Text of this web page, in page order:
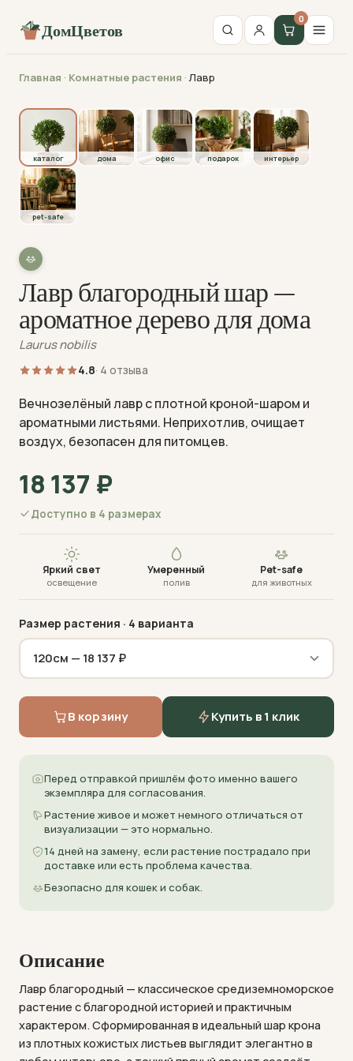
ДомЦветов
0
Главная · Комнатные растения ·Лавр
Визуализация · фото пришлём перед отправкой
каталог
каталог дома офис подарок интерьер
pet-safe
Лавр благородный шар —
ароматное дерево для дома
Laurus nobilis
4.8· 4 отзыва
Вечнозелёный лавр с плотной кроной-шаром и
ароматными листьями. Неприхотлив, очищает
воздух, безопасен для питомцев.
18 137 ₽
Доступно в 4 размерах
Яркий свет
освещение
Умеренный
полив
Pet-safe
для животных
Размер растения · 4 варианта
В корзину Купить в 1 клик
Перед отправкой пришлём фото именно вашего
экземпляра для согласования.
Растение живое и может немного отличаться от
визуализации — это нормально.
14 дней на замену, если растение пострадало при
доставке или есть проблема качества.
Безопасно для кошек и собак.
Описание
Лавр благородный — классическое средиземноморское
растение с благородной историей и практичным
характером. Сформированная в идеальный шар крона
из плотных кожистых листьев выглядит элегантно в